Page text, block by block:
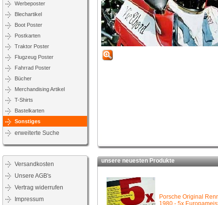
Werbeposter
Blechartikel
Boot Poster
Postkarten
Traktor Poster
Flugzeug Poster
Fahrrad Poster
Bücher
Merchandising Artikel
T-Shirts
Bastelkarten
Sonstiges
erweiterte Suche
Versandkosten
Unsere AGB's
Vertrag widerrufen
Impressum
unsere neuesten Produkte
Porsche Original
1980 - 5x